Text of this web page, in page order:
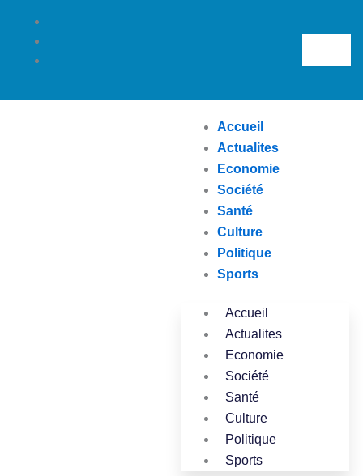
contenu
Accueil
Actualites
Economie
Société
Santé
Culture
Politique
Sports
Accueil
Actualites
Economie
Société
Santé
Culture
Politique
Sports